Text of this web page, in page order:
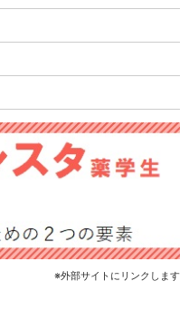
※外部サイトにリンクします